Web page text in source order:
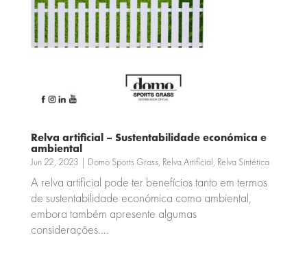
Relva artificial – Sustentabilidade económica e
ambiental
Jun 22, 2023 | Domo Sports Grass, Relva Artificial Relva Sintética
A relva artificial pode ter benefícios tanto em termos
de sustentabilidade económica como ambiental,
embora também apresente algumas
considerações....